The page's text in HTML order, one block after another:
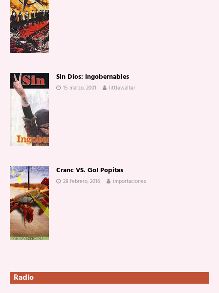
Sin Dios: Ingobernables
15 marzo, 2001 littlewalter
Cranc VS. Go! Popitas
28 febrero, 2016 importaciones
Radio